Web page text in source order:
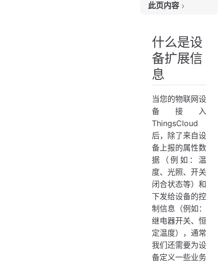
此页内容
如何定义扩展信息
内置扩展信息
自定义扩展信息
在控制台编辑设备扩展信息
用户查看和编辑设备扩展信息
什么是设
备扩展信
息
当您的物联网设
备接入
ThingsCloud
后，除了来自设
备上报的属性数
据（例如：温
度、光照、开关
闭合状态等）和
下发给设备的控
制信息（例如：
继电器开关、恒
定温度），通常
我们还需要为设
备定义一些业务